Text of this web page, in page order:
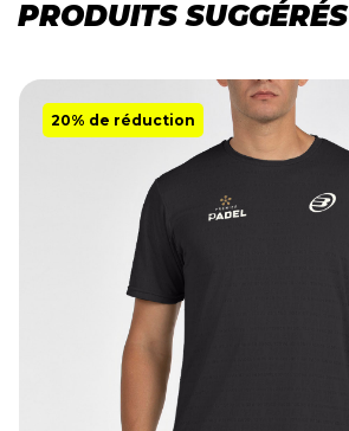
PRODUITS SUGGÉRÉS
20% de réduction